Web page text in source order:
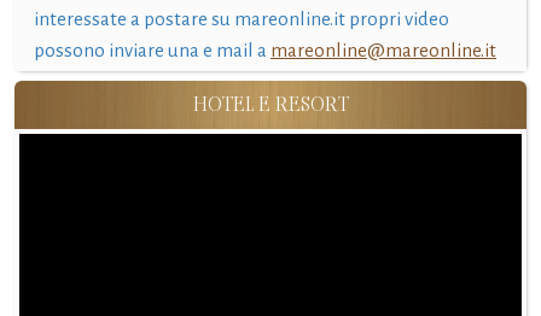
interessate a postare su mareonline.it propri video
possono inviare una e mail a mareonline@mareonline.it
HOTEL E RESORT